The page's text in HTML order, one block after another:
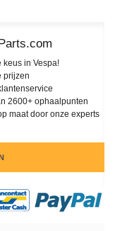
keus in Vespa!
prijzen
2600+ ophaalpunten
maat door onze experts